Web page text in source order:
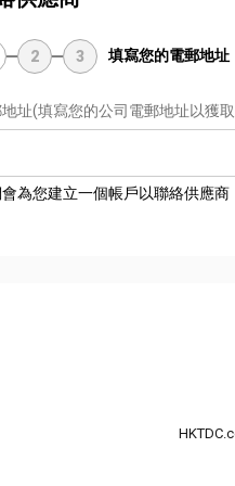
2 3 填寫您的電郵地址
址(填寫您的公司電郵地址以獲
為您建立一個帳戶以聯絡供應商